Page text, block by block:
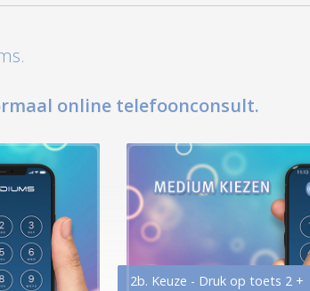
online telefoonconsult.
2b. Keuze - Druk op toets 2 +